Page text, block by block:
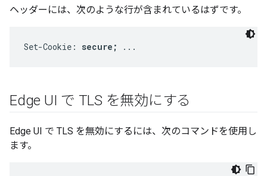
ヘッダーには、次のような行が含まれているはずです。
Set-Cookie: secure; ...
Edge UI で TLS を無効にする
Edge UI で TLS を無効にするには、次のコマンドを使用し
ます。